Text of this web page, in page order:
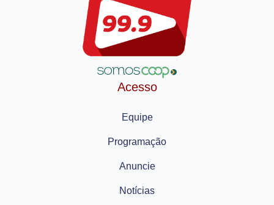
Acesso
Equipe
Programação
Anuncie
Notícias